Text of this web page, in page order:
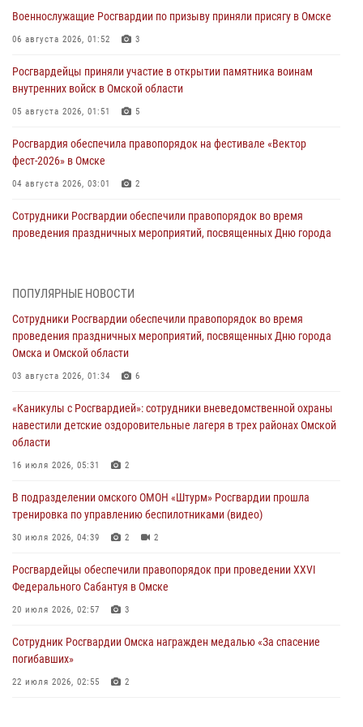
Военнослужащие Росгвардии по призыву приняли присягу в Омске
06 августа 2026, 01:52 3
Росгвардейцы приняли участие в открытии памятника воинам
внутренних войск в Омской области
05 августа 2026, 01:51 5
Росгвардия обеспечила правопорядок на фестивале «Вектор
фест-2026» в Омске
04 августа 2026, 03:01 2
Сотрудники Росгвардии обеспечили правопорядок во время
проведения праздничных мероприятий, посвященных Дню города
Омской области
31 июля 2026, 09:22
В подразделении омского ОМОН «Штурм» Росгвардии прошла
30 июля 2026, 04:39
Росгвардия обеспечила безопасность уникального передвижного
музея «Поезд Победы» в Омске
Росгвардейцы приняли участие в крестном ходе в День крещения
Руси в Омске
ПОПУЛЯРНЫЕ НОВОСТИ
Сотрудники Росгвардии обеспечили правопорядок во время
проведения праздничных мероприятий, посвященных Дню города
Омска и Омской области
03 августа 2026, 01:34 6
«Каникулы с Росгвардией»: сотрудники вневедомственной охраны
навестили детские оздоровительные лагеря в трех районах Омской
области
16 июля 2026, 05:31 2
В подразделении омского ОМОН «Штурм» Росгвардии прошла
тренировка по управлению беспилотниками (видео)
30 июля 2026, 04:39 2 2
Росгвардейцы обеcпечили правопорядок при проведении XXVI
Федерального Сабантуя в Омске
20 июля 2026, 02:57 3
Сотрудник Росгвардии Омска награжден медалью «За спасение
погибавших»
22 июля 2026, 02:55 2